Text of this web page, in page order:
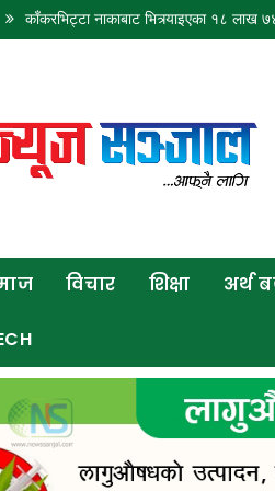
नाकाबाट भित्र्याइएका १८ लाख ७४ हजार
विचार शिक्षा अर्थ